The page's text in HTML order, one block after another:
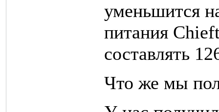
уменьшится
питания
составлять
Что же мы